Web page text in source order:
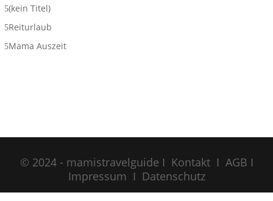
(kein Titel)
Reiturlaub
Mama Auszeit
© 2024 - mamistravelguide I KontaktI AGB I
Impressum I Datenschutz